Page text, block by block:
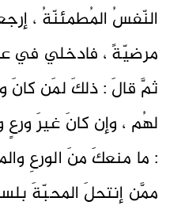
النّفسُ المُطمئنّةُ ،
مرضيّةً ، فادخلي في
ثمَّ قالَ : ذلكَ لمَن كانَ
لهُم ، وإن كانَ غيرَ ورعٍ
: ما منعكَ منَ الورعِ
ممَّن إنتحلَ المحبّةَ